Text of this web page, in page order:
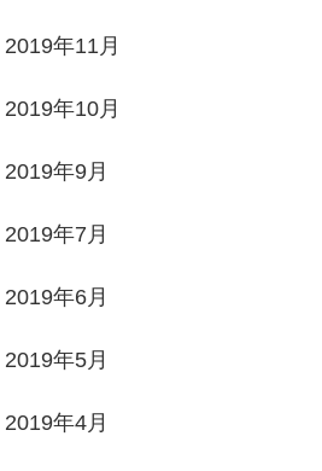
2019年11月
2019年10月
2019年9月
2019年7月
2019年6月
2019年5月
2019年4月